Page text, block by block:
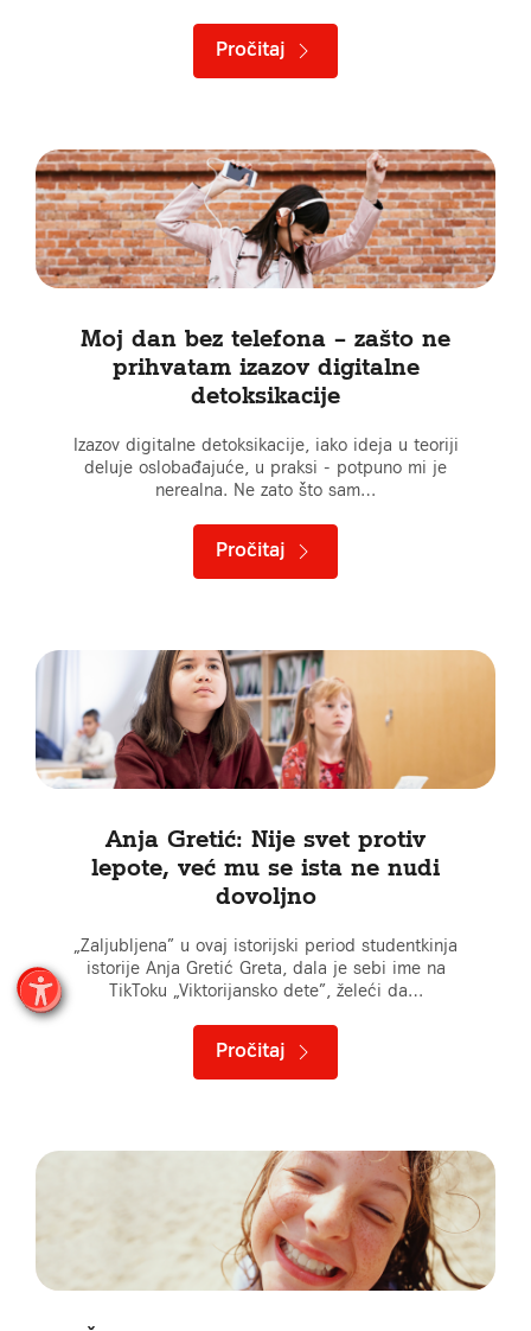
Pročitaj
Moj dan bez telefona – zašto ne
prihvatam izazov digitalne
detoksikacije
Izazov digitalne detoksikacije, iako ideja u teoriji
deluje oslobađajuće, u praksi - potpuno mi je
nerealna. Ne zato što sam…
Pročitaj
Anja Gretić: Nije svet protiv
lepote, već mu se ista ne nudi
dovoljno
„Zaljubljena” u ovaj istorijski period studentkinja
istorije Anja Gretić Greta, dala je sebi ime na
TikToku „Viktorijansko dete”, želeći da…
Pročitaj